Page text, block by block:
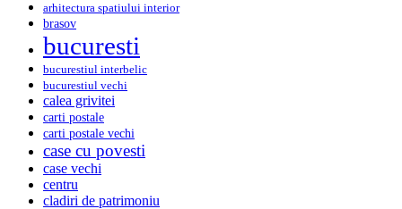
arhitectura spatiului interior
brasov
bucuresti
bucurestiul interbelic
bucurestiul vechi
calea grivitei
carti postale
carti postale vechi
case cu povesti
case vechi
centru
cladiri de patrimoniu